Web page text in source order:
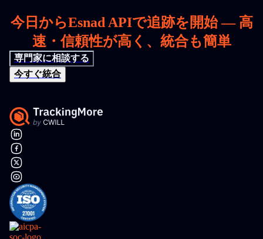
今日からEsnad APIで追跡を開始 — 高
速・信頼性が高く、統合も簡単
専門家に相談する
今すぐ統合